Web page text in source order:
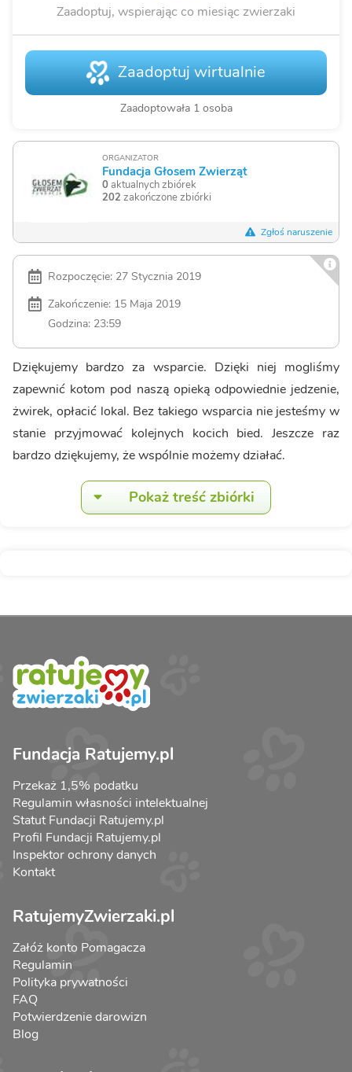
Zaadoptuj, wspierając co miesiąc zwierzaki
Zaadoptuj wirtualnie
Zaadoptowała 1 osoba
ORGANIZATOR
Fundacja Głosem Zwierząt
0aktualnych zbiórek
202 zakończone zbiórki
Zgłoś naruszenie
Rozpoczęcie: 27 Stycznia 2019
Zakończenie: 15 Maja 2019
Godzina: 23:59
Dziękujemy bardzo za wsparcie. Dzięki niej mogliśmy
zapewnić kotom pod naszą opieką odpowiednie jedzenie,
żwirek, opłacić lokal. Bez takiego wsparcia nie jesteśmy w
stanie przyjmować kolejnych kocich bied. Jeszcze raz
bardzo dziękujemy, że wspólnie możemy działać.
Pokaż treść zbiórki
Fundacja Ratujemy.pl
Przekaż 1,5% podatku
Regulamin własności intelektualnej
Statut Fundacji Ratujemy.pl
Profil Fundacji Ratujemy.pl
Inspektor ochrony danych
Kontakt
RatujemyZwierzaki.pl
Załóż konto Pomagacza
Regulamin
Polityka prywatności
FAQ
Potwierdzenie darowizn
Blog